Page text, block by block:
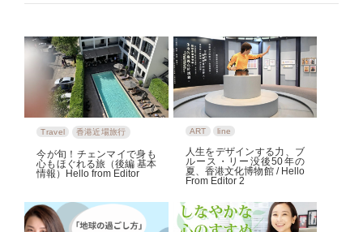
Travel 香港近場旅行
今が旬！チェンマイで身も
心もほぐれる旅（後編 基本
情報）Hello from Editor
ART line
人生をデザインする力、ブ
ルース・リー没後50年の
夏、香港文化博物館 / Hello
From Editor 2